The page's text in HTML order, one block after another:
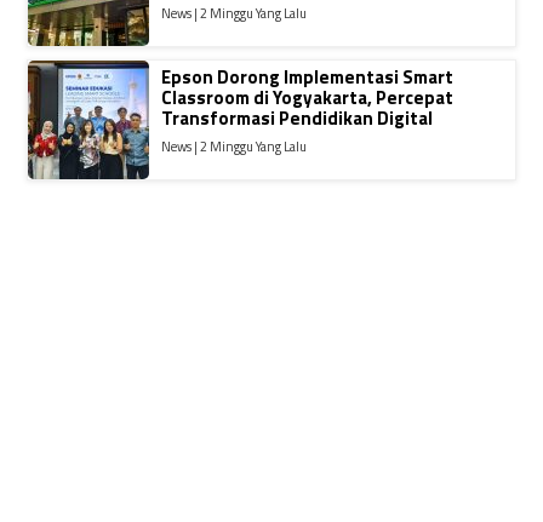
News | 2 Minggu Yang Lalu
Epson Dorong Implementasi Smart
Classroom di Yogyakarta, Percepat
Transformasi Pendidikan Digital
News | 2 Minggu Yang Lalu